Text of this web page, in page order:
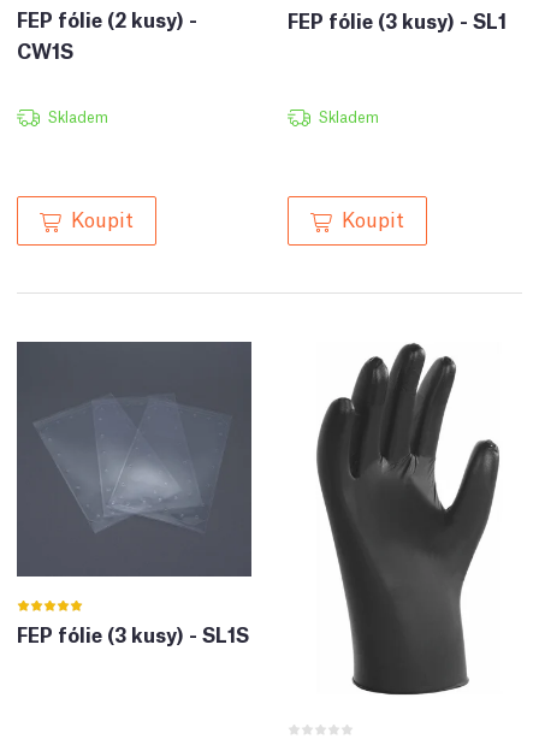
FEP fólie (2 kusy) -
CW1S
Skladem
Koupit
FEP fólie (3 kusy) - SL1
Skladem
Koupit
FEP fólie (3 kusy) - SL1S